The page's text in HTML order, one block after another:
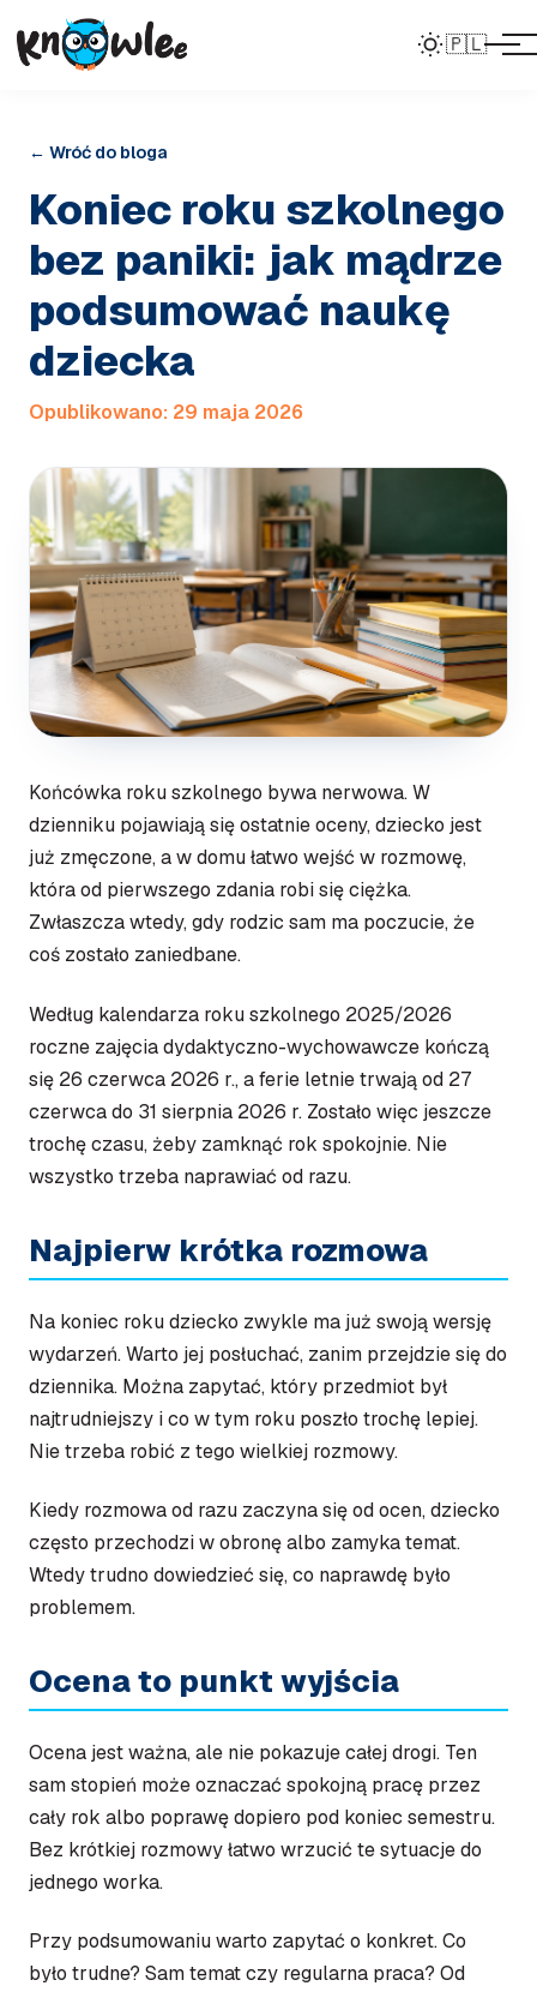
🇵🇱
← Wróć do bloga
Koniec roku szkolnego
bez paniki: jak mądrze
podsumować naukę
dziecka
Opublikowano: 29 maja 2026
Końcówka roku szkolnego bywa nerwowa. W
dzienniku pojawiają się ostatnie oceny, dziecko jest
już zmęczone, a w domu łatwo wejść w rozmowę,
która od pierwszego zdania robi się ciężka.
Zwłaszcza wtedy, gdy rodzic sam ma poczucie, że
coś zostało zaniedbane.
Według kalendarza roku szkolnego 2025/2026
roczne zajęcia dydaktyczno-wychowawcze kończą
się 26 czerwca 2026 r., a ferie letnie trwają od 27
czerwca do 31 sierpnia 2026 r. Zostało więc jeszcze
trochę czasu, żeby zamknąć rok spokojnie. Nie
wszystko trzeba naprawiać od razu.
Najpierw krótka rozmowa
Na koniec roku dziecko zwykle ma już swoją wersję
wydarzeń. Warto jej posłuchać, zanim przejdzie się do
dziennika. Można zapytać, który przedmiot był
najtrudniejszy i co w tym roku poszło trochę lepiej.
Nie trzeba robić z tego wielkiej rozmowy.
Kiedy rozmowa od razu zaczyna się od ocen, dziecko
często przechodzi w obronę albo zamyka temat.
Wtedy trudno dowiedzieć się, co naprawdę było
problemem.
Ocena to punkt wyjścia
Ocena jest ważna, ale nie pokazuje całej drogi. Ten
sam stopień może oznaczać spokojną pracę przez
cały rok albo poprawę dopiero pod koniec semestru.
Bez krótkiej rozmowy łatwo wrzucić te sytuacje do
jednego worka.
Przy podsumowaniu warto zapytać o konkret. Co
było trudne? Sam temat czy regularna praca? Od